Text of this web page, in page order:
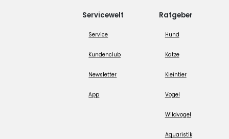
Servicewelt
Service
Kundenclub
Newsletter
App
Ratgeber
Hund
Katze
Kleintier
Vogel
Wildvogel
Aquaristik